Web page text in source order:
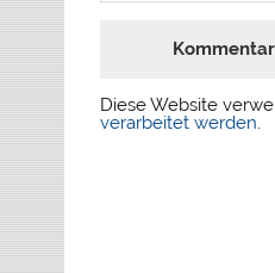
Diese Website
verarbeitet werden.